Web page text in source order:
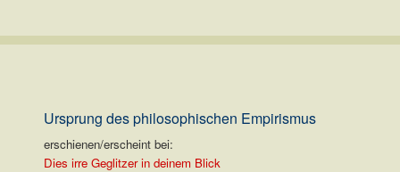
Ursprung des philosophischen Empirismus
erschienen/erscheint bei:
Dies irre Geglitzer in deinem Blick